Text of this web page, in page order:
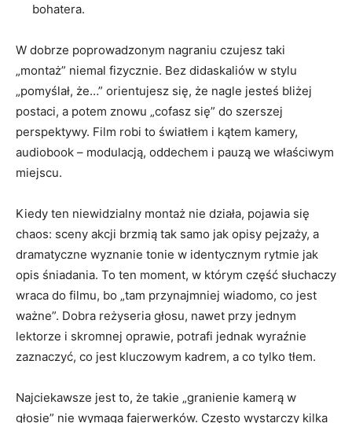
bohatera.
W dobrze poprowadzonym nagraniu czujesz taki
„montaż” niemal fizycznie. Bez didaskaliów w stylu
„pomyślał, że…” orientujesz się, że nagle jesteś bliżej
postaci, a potem znowu „cofasz się” do szerszej
perspektywy. Film robi to światłem i kątem kamery,
audiobook – modulacją, oddechem i pauzą we właściwym
miejscu.
Kiedy ten niewidzialny montaż nie działa, pojawia się
chaos: sceny akcji brzmią tak samo jak opisy pejzaży, a
dramatyczne wyznanie tonie w identycznym rytmie jak
opis śniadania. To ten moment, w którym część słuchaczy
wraca do filmu, bo „tam przynajmniej wiadomo, co jest
ważne”. Dobra reżyseria głosu, nawet przy jednym
lektorze i skromnej oprawie, potrafi jednak wyraźnie
zaznaczyć, co jest kluczowym kadrem, a co tylko tłem.
Najciekawsze jest to, że takie „granienie kamerą w
głosie” nie wymaga fajerwerków. Często wystarczy kilka